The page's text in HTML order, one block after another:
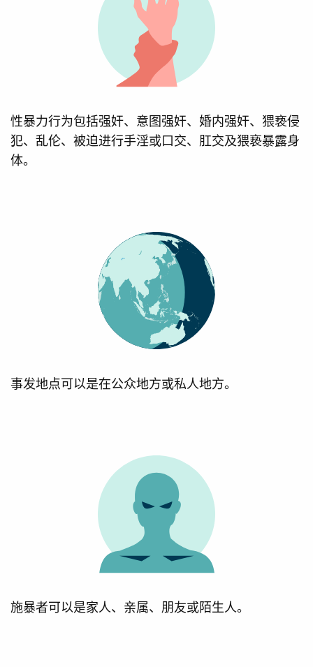
性暴力行为包括强奸、意图强奸、婚内强奸、猥亵侵
犯、乱伦、被迫进行手淫或口交、肛交及猥亵暴露身
体。
事发地点可以是在公众地方或私人地方。
施暴者可以是家人、亲属、朋友或陌生人。